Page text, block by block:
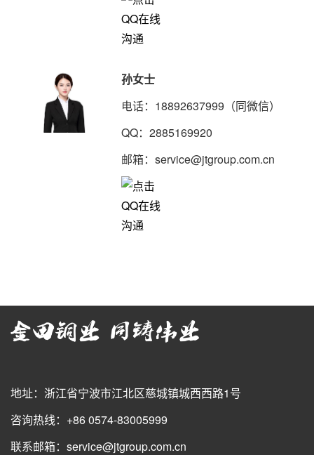
孙女士
电话：18892637999（同微信）
QQ：2885169920
邮箱：service@jtgroup.com.cn
地址：浙江省宁波市江北区慈城镇城西西路1号
咨询热线：+86 0574-83005999
联系邮箱：service@jtgroup.com.cn